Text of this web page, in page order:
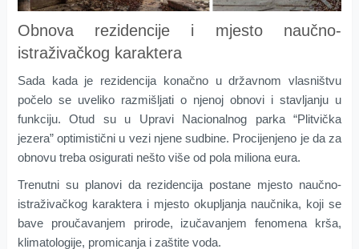
Obnova rezidencije i mjesto naučno-
istraživačkog karaktera
Sada kada je rezidencija konačno u državnom vlasništvu
počelo se uveliko razmišljati o njenoj obnovi i stavljanju u
funkciju. Otud su u Upravi Nacionalnog parka “Plitvička
jezera” optimistični u vezi njene sudbine. Procijenjeno je da za
obnovu treba osigurati nešto više od pola miliona eura.
Trenutni su planovi da rezidencija postane mjesto naučno-
istraživačkog karaktera i mjesto okupljanja naučnika, koji se
bave proučavanjem prirode, izučavanjem fenomena krša,
klimatologije, promicanja i zaštite voda.